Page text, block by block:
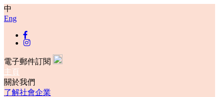
中
Eng
電子郵件訂閱
主頁
關於我們
了解社會企業